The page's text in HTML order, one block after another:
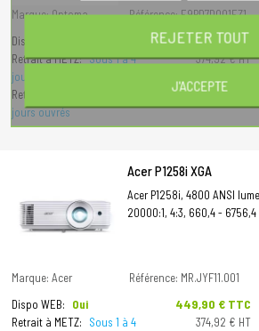
Marque: Optoma Référence: E9PD7DQ01EZ1
Dispo WEB:
Retrait à METZ: Sous 1 à 4
jours ouvrés
Retrait à NANCY:
jours ouvrés
Prix
449,90 € TTC
374,92 € HT
Acer P1258i XGA
Acer P1258i, 4800 ANSI
20000:1, 4:3, 660,4 -
Marque: Acer Référence: MR.JYF11.001
Dispo WEB:
Oui
Retrait à METZ:
Sous 1 à 4
Prix
449,90 € TTC
374,92 € HT
REJETER TOUT
J'ACCEPTE